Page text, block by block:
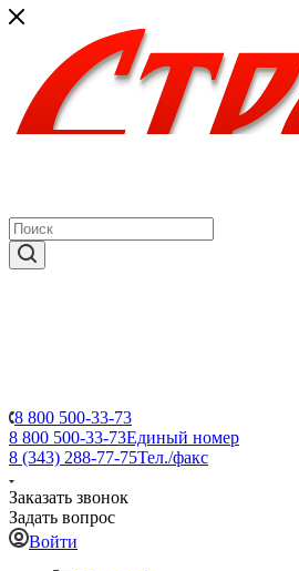
8 800 500-33-73
8 800 500-33-73Единый номер
8 (343) 288-77-75Тел./факс
Заказать звонок
Задать вопрос
Войти